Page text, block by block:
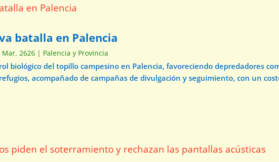
batalla en Palencia
Mar, 2626 | Palencia y Provincia
biológico del topillo campesino en Palencia, favoreciendo depredadores
acompañado de campañas de divulgación y seguimiento, con un